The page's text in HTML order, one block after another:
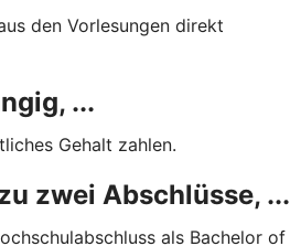
den Vorlesungen direkt
...
Gehalt zahlen.
zwei Abschlüsse, ...
als Bachelor of